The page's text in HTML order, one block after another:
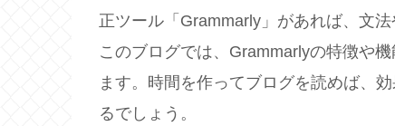
正ツール「Grammarly」があれば、文
このブログでは、Grammarlyの特徴や
ます。時間を作ってブログを読めば、
るでしょう。